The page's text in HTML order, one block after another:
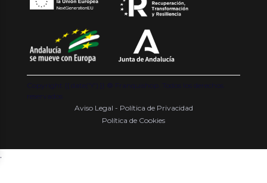
Copyright {{ date('Y') }} ® Franquishop. Todos los derechos
reservados
Aviso Legal - Política de Privacidad
Política de Cookies
.